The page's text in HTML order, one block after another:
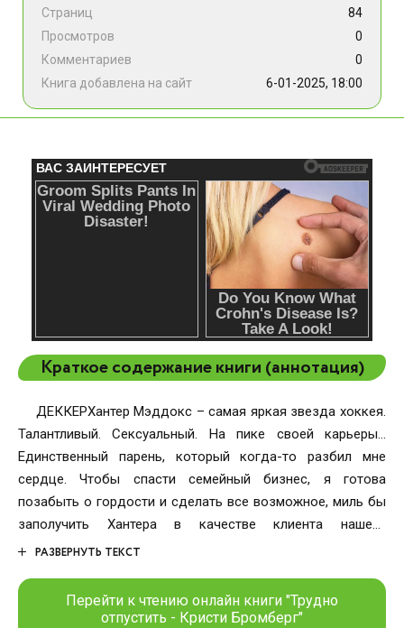
Страниц
84
Просмотров
0
Комментариев
0
Книга добавлена на сайт
6-01-2025, 18:00
Краткое содержание книги (аннотация)
ДЕККЕРХантер Мэддокс – самая яркая звезда хоккея.
Талантливый. Сексуальный. На пике своей карьеры…
Единственный парень, который когда-то разбил мне
сердце. Чтобы спасти семейный бизнес, я готова
позабыть о гордости и сделать все возможное, миль бы
заполучить Хантера в качестве клиента нашего
спортивного агентства. Но со временем мне становится
отношения. Однако я не настолько глупа, чтобы
переступать черту. Никогда не стану встречаться с
РАЗВЕРНУТЬ ТЕКСТ
Перейти к чтению онлайн книги "Трудно
отпустить - Кристи Бромберг"